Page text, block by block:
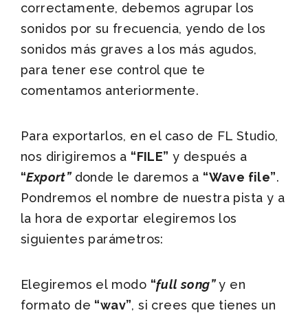
correctamente, debemos agrupar los
sonidos por su frecuencia, yendo de los
sonidos más graves a los más agudos,
para tener ese control que te
comentamos anteriormente.
Para exportarlos, en el caso de FL Studio,
nos dirigiremos a “FILE” y después a
“Export”donde le daremos a “Wave file”.
Pondremos el nombre de nuestra pista y a
la hora de exportar elegiremos los
siguientes parámetros:
Elegiremos el modo “full song”y en
formato de “wav”, si crees que tienes un